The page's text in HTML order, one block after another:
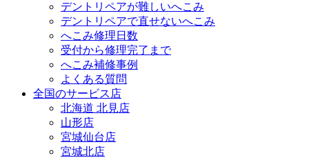
デントリペアが難しいへこみ
デントリペアで直せないへこみ
へこみ修理日数
受付から修理完了まで
へこみ補修事例
よくある質問
全国のサービス店
北海道 北見店
山形店
宮城仙台店
宮城北店